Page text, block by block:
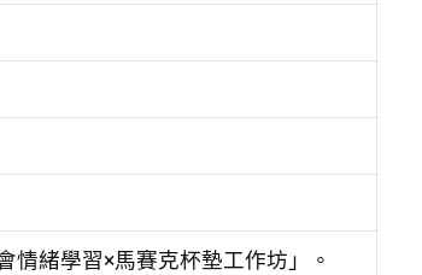
情緒學習×馬賽克杯墊工作坊」。